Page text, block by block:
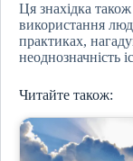
Ця знахідка
використання
практиках,
неоднозначність
Читайте також: